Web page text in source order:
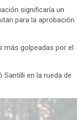
significaría un
para la aprobación
más golpeadas por el
en la rueda de